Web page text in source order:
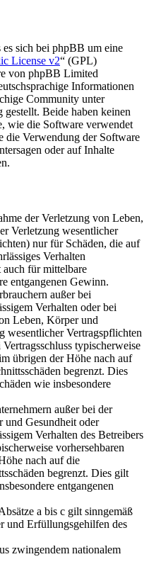
sich bei phpBB um eine
License v2“ (GPL)
von phpBB Limited
Informationen
Community unter
Beide haben keinen
wie die Software verwendet
die Verwendung der Software
oder auf Inhalte
der Verletzung von Leben,
Verletzung wesentlicher
nur für Schäden, die auf
Verhalten
für mittelbare
entgangenen Gewinn.
außer bei
Verhalten oder bei
Leben, Körper und
wesentlicher Vertragspflichten
typischerweise
übrigen der Höhe nach auf
begrenzt. Dies
wie insbesondere
außer bei der
und Gesundheit oder
Verhalten des Betreibers
vorhersehbaren
nach auf die
begrenzt. Dies gilt
entgangenen
a bis c gilt sinngemäß
und Erfüllungsgehilfen des
zwingendem nationalem